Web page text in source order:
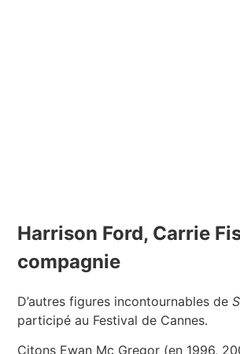
Harrison Ford, Carrie
compagnie
D’autres figures incontournables de
participé au Festival de Cannes.
Citons Ewan Mc Gregor (en 1996,